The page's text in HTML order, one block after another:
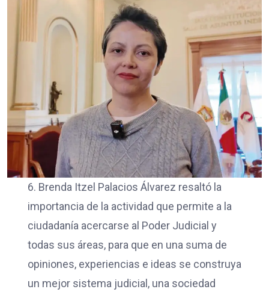
6. Brenda Itzel Palacios Álvarez resaltó la
importancia de la actividad que permite a la
ciudadanía acercarse al Poder Judicial y
todas sus áreas, para que en una suma de
opiniones, experiencias e ideas se construya
un mejor sistema judicial, una sociedad